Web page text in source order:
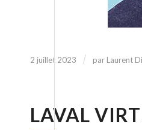
2 juillet 2023 / par Laurent
LAVAL